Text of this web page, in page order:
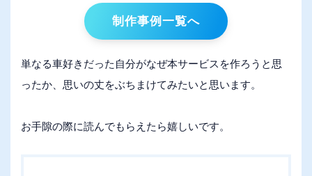
制作事例一覧へ
単なる車好きだった自分がなぜ本サービスを作ろうと思
ったか、思いの丈をぶちまけてみたいと思います。
お手隙の際に読んでもらえたら嬉しいです。